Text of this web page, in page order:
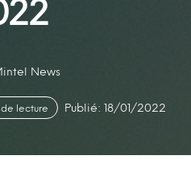
News
de lecture Publié: 18/01/2022